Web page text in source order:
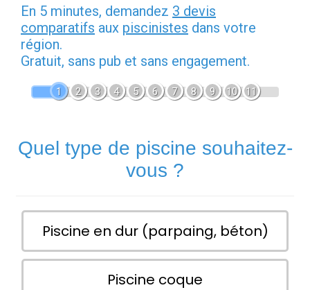
En 5 minutes, demandez 3 devis
comparatifs aux piscinistes dans votre
région.
Gratuit, sans pub et sans engagement.
1 2 3 4 5 6 7 8 9 10 11
Quel type de piscine souhaitez-
vous ?
Piscine en dur (parpaing, béton)
Piscine coque